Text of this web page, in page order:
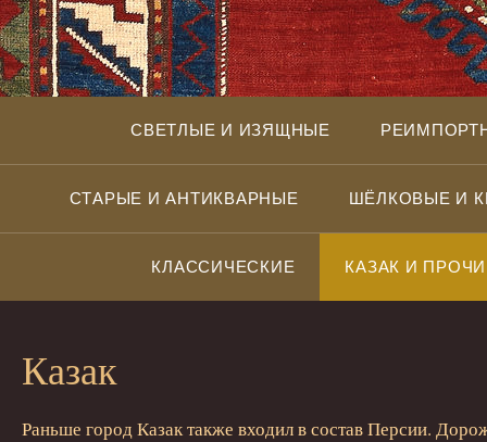
СВЕТЛЫЕ И ИЗЯЩНЫЕ
СТАРЫЕ И АНТИКВАРНЫЕ ШЁЛКОВЫЕ И
КЛАССИЧЕСКИЕ КАЗАК И
Казак
Раньше город Казак также входил в состав Персии.